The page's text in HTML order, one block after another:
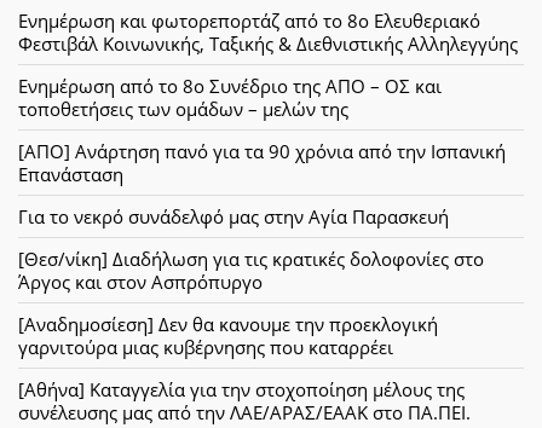
Ενημέρωση και φωτορεπορτάζ από το 8ο Ελευθεριακό
Φεστιβάλ Κοινωνικής, Ταξικής & Διεθνιστικής Αλληλεγγύης
Ενημέρωση από το 8ο Συνέδριο της ΑΠΟ – ΟΣ και
τοποθετήσεις των ομάδων – μελών της
[ΑΠΟ] Ανάρτηση πανό για τα 90 χρόνια από την Ισπανική
Επανάσταση
Για το νεκρό συνάδελφό μας στην Αγία Παρασκευή
[Θεσ/νίκη] Διαδήλωση για τις κρατικές δολοφονίες στο
Άργος και στον Ασπρόπυργο
[Αναδημοσίεση] Δεν θα κανουμε την προεκλογική
γαρνιτούρα μιας κυβέρνησης που καταρρέει
[Αθήνα] Καταγγελία για την στοχοποίηση μέλους της
συνέλευσης μας από την ΛΑΕ/ΑΡΑΣ/ΕΑΑΚ στο ΠΑ.ΠΕΙ.